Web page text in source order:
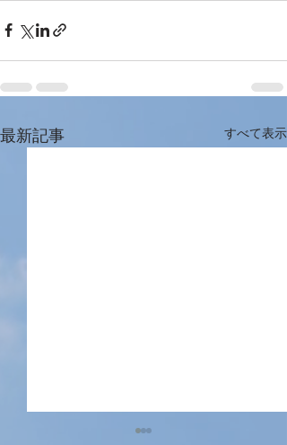
最新記事 すべて表示